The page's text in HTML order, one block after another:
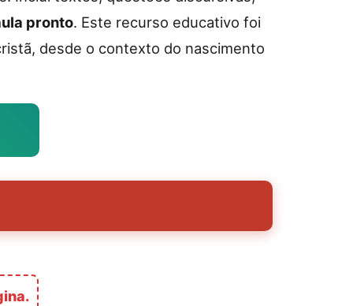
pronto. Este recurso educativo foi
desde o contexto do nascimento